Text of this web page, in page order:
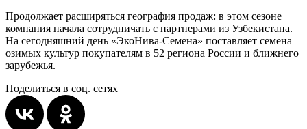
Продолжает расширяться география продаж: в этом сезоне
компания начала сотрудничать с партнерами из Узбекистана.
На сегодняшний день «ЭкоНива-Семена» поставляет семена
озимых культур покупателям в 52 региона России и ближнего
зарубежья.
Поделиться в соц. сетях